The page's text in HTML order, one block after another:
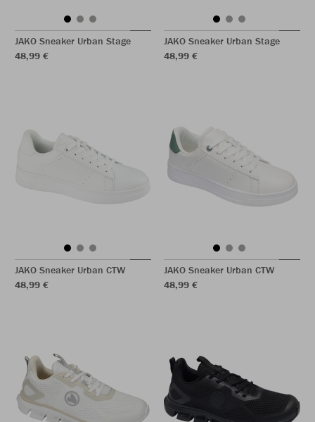
JAKO Sneaker Urban Stage
48,99 €
JAKO Sneaker Urban Stage
48,99 €
JAKO Sneaker Urban CTW
48,99 €
JAKO Sneaker Urban CTW
48,99 €